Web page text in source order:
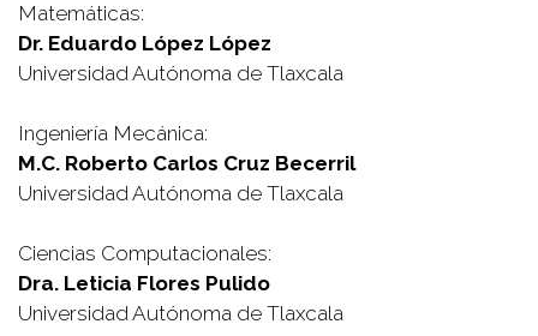
Matemáticas:
Dr. Eduardo López López
Universidad Autónoma de Tlaxcala
Ingeniería Mecánica:
M.C. Roberto Carlos Cruz Becerril
Universidad Autónoma de Tlaxcala
Ciencias Computacionales:
Dra. Leticia Flores Pulido
Universidad Autónoma de Tlaxcala